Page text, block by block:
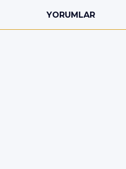
YORUMLAR